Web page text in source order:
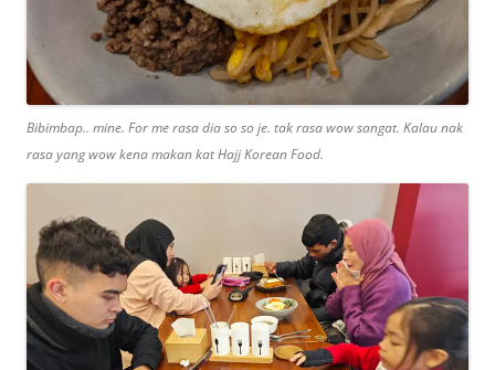
Bibimbap.. mine. For me rasa dia so so je. tak rasa wow sangat. Kalau nak
rasa yang wow kena makan kat Hajj Korean Food.